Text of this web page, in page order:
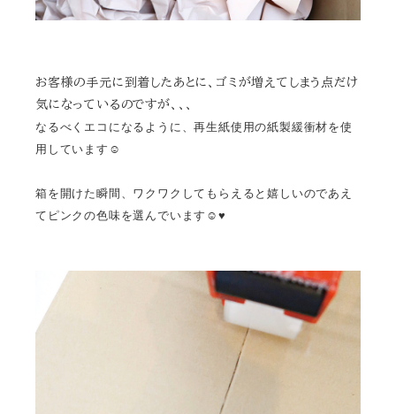
お客様の手元に到着したあとに、ゴミが増えてしまう点だけ
気になっているのですが、、、
なるべくエコになるように、再生紙使用の紙製緩衝材を使
用しています☺︎
箱を開けた瞬間、ワクワクしてもらえると嬉しいのであえ
てピンクの色味を選んでいます☺︎♥